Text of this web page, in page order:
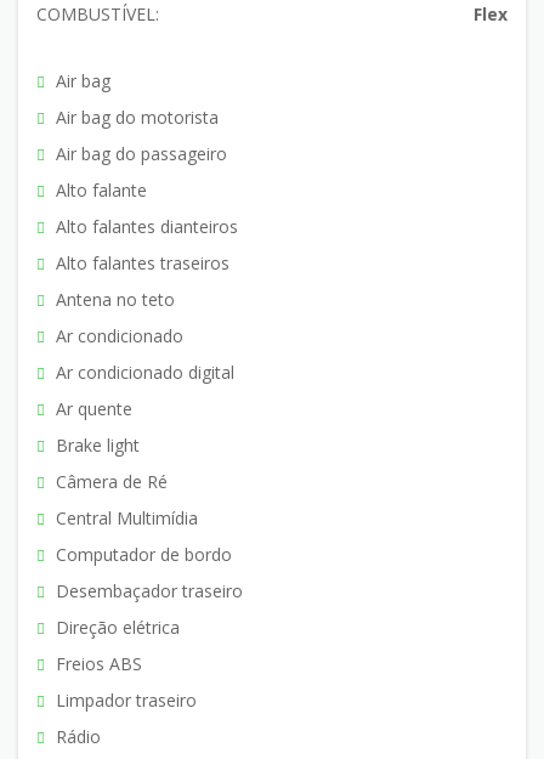
COMBUSTÍVEL: Flex
Air bag
Air bag do motorista
Air bag do passageiro
Alto falante
Alto falantes dianteiros
Alto falantes traseiros
Antena no teto
Ar condicionado
Ar condicionado digital
Ar quente
Brake light
Câmera de Ré
Central Multimídia
Computador de bordo
Desembaçador traseiro
Direção elétrica
Freios ABS
Limpador traseiro
Rádio